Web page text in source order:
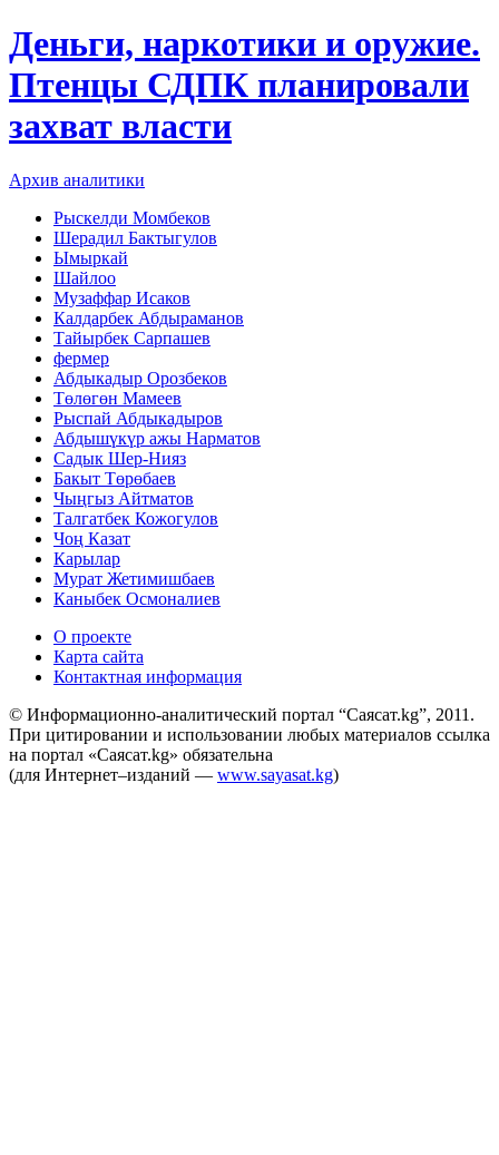
Деньги, наркотики и оружие.
Птенцы СДПК планировали
захват власти
Архив аналитики
Рыскелди Момбеков
Шерадил Бактыгулов
Ымыркай
Шайлоо
Музаффар Исаков
Калдарбек Абдыраманов
Тайырбек Сарпашев
фермер
Абдыкадыр Орозбеков
Төлөгөн Мамеев
Рыспай Абдыкадыров
Абдышүкүр ажы Нарматов
Садык Шер-Нияз
Бакыт Төрөбаев
Чыңгыз Айтматов
Талгатбек Кожогулов
Чоң Казат
Карылар
Мурат Жетимишбаев
Каныбек Осмоналиев
О проекте
Карта сайта
Контактная информация
© Информационно-аналитический портал “Саясат.kg”, 2011.
При цитировании и использовании любых материалов ссылка
на портал «Саясат.kg» обязательна
(для Интернет–изданий — www.sayasat.kg)